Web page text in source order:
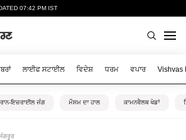
07:42 PM IST
ਲਾਈਫ ਸਟਾਈਲ ਵਿਦੇਸ਼ ਧਰਮ ਵਪਾਰ Vishvas
ਇਜ਼ਰਾਈਲ ਜੰਗ ਮੌਸਮ ਦਾ ਹਾਲ ਕਾਮਨਵੈਲਥ ਖੇਡਾਂ